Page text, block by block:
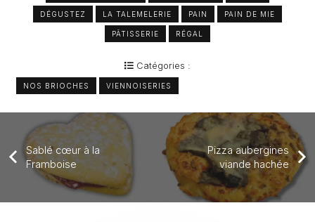
DÉGUSTEZ LA TALEMELERIE PAIN PAIN DE MIE
PÂTISSERIE RÉGAL
Catégories :
NOS BRIOCHES VIENNOISERIES
Sablé cœur à la
Framboise
Pizza aubergines
viande hachée